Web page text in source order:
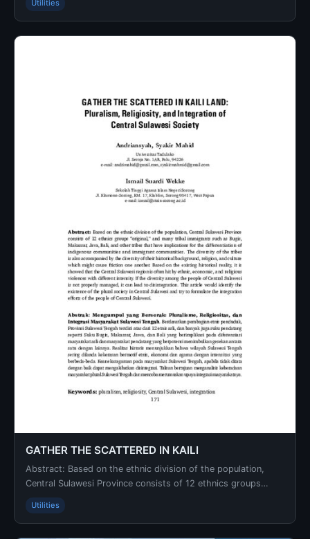
Utilities
GATHER THE SCATTERED IN KAILI
Abstract: Based on the ethnic division of the population,
Central Sulawesi Province consists of 12 ethnics groups
“original,” and many tribal immigrants such...
Utilities